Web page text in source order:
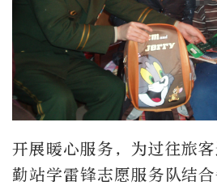
开展暖心服务，为过往旅
勤站学雷锋志愿服务队结